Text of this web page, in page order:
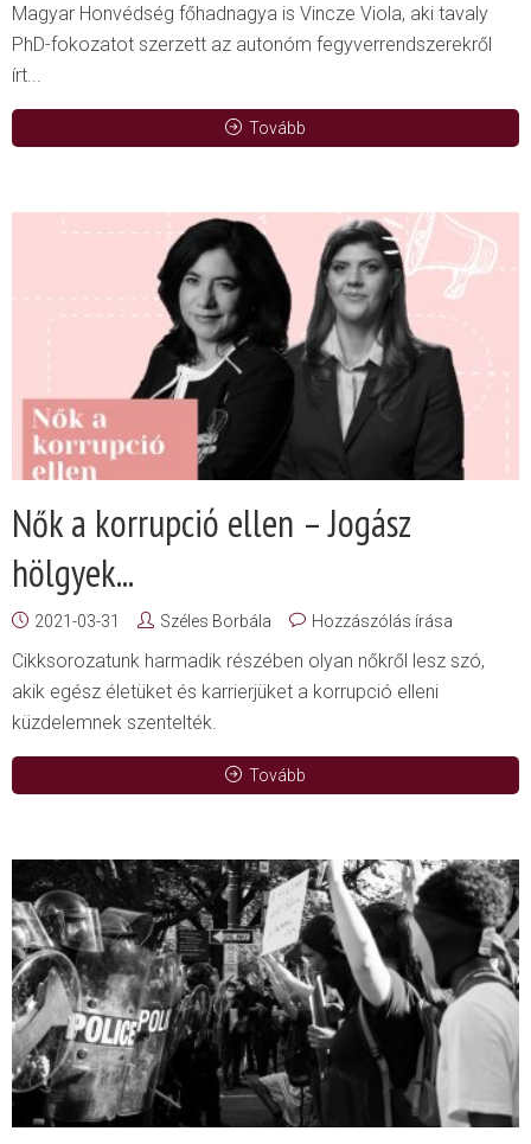
Magyar Honvédség főhadnagya is Vincze Viola, aki tavaly
PhD-fokozatot szerzett az autonóm fegyverrendszerekről
írt...
Tovább
Nők a korrupció ellen – Jogász
hölgyek...
2021-03-31 Széles Borbála Hozzászólás írása
Cikksorozatunk harmadik részében olyan nőkről lesz szó,
akik egész életüket és karrierjüket a korrupció elleni
küzdelemnek szentelték.
Tovább